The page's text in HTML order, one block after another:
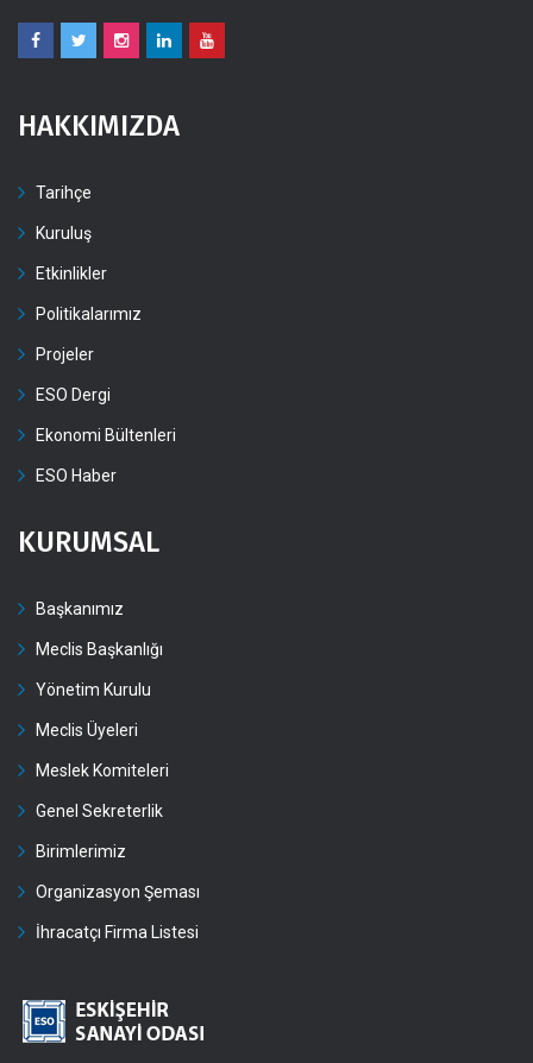
HAKKIMIZDA
Tarihçe
Kuruluş
Etkinlikler
Politikalarımız
Projeler
ESO Dergi
Ekonomi Bültenleri
ESO Haber
KURUMSAL
Başkanımız
Meclis Başkanlığı
Yönetim Kurulu
Meclis Üyeleri
Meslek Komiteleri
Genel Sekreterlik
Birimlerimiz
Organizasyon Şeması
İhracatçı Firma Listesi